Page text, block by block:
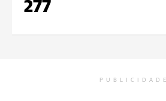
277
PUBLICIDADE